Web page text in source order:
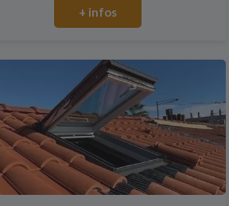
+ infos